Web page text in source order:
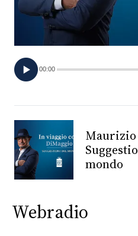
VIDEO
TV
PRINCIPATO
MONACO
RMC
CONSIGLIA
00:00
Maurizio
mondo
Webradio